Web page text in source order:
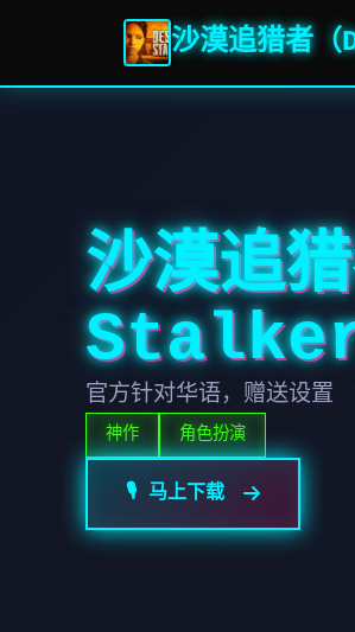
沙漠追猎者
沙漠追
Stalker
官方针对华语，赠送设置
神作 角色扮演
🎙️ 马上下载